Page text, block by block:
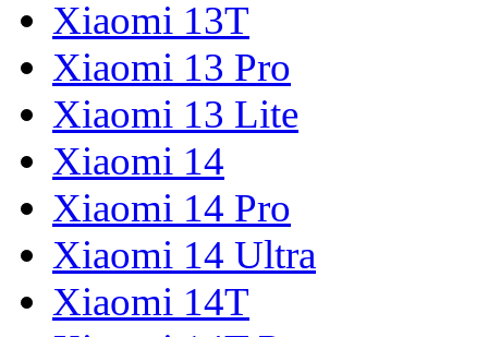
Xiaomi 13T
Xiaomi 13 Pro
Xiaomi 13 Lite
Xiaomi 14
Xiaomi 14 Pro
Xiaomi 14 Ultra
Xiaomi 14T